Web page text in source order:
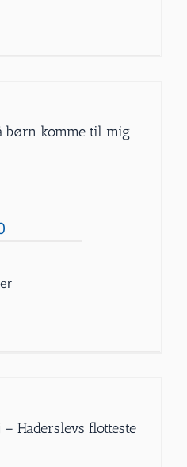
børn komme til mig
Haderslevs flotteste